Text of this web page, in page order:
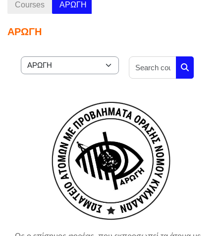
Courses ΑΡΩΓΗ
ΑΡΩΓΗ
Course categories
Search